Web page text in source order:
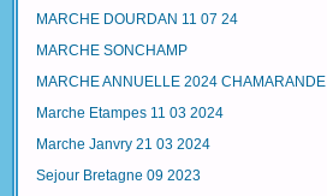
MARCHE DOURDAN 11 07 24
MARCHE SONCHAMP
MARCHE ANNUELLE 2024 CHAMARANDE
Marche Etampes 11 03 2024
Marche Janvry 21 03 2024
Sejour Bretagne 09 2023